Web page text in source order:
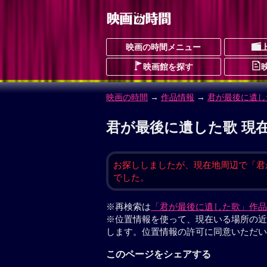
映画の時間メニュー
映画館を探す
映画の時間 → 作品情報 → 君が最後に遺
君が最後に遺した歌 現
お探ししましたが、現在地周辺で「
でした。
※再検索は 「君が最後に遺した歌」作
※位置情報を使って、現在いる場所の
します。位置情報の許可に同意いただ
このページをシェアする